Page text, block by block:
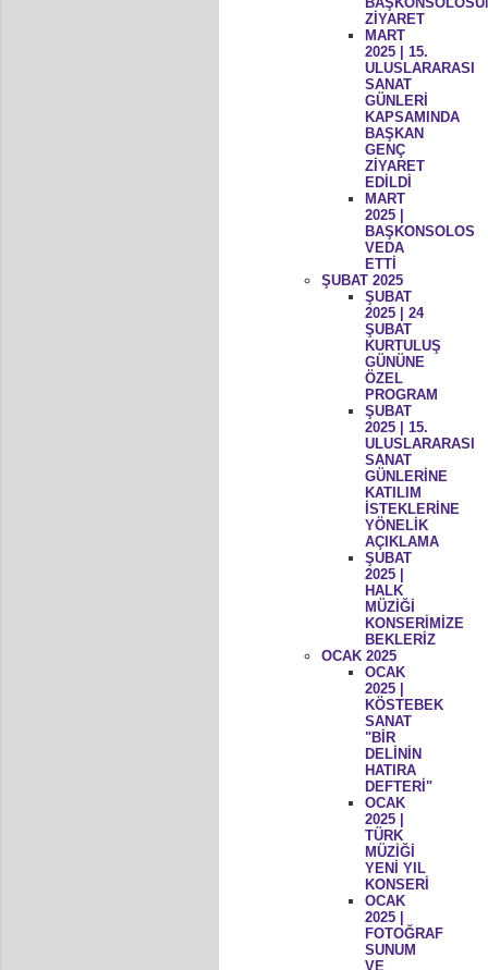
ZİYARET
MART
2025 | 15.
ULUSLARARASI
SANAT
GÜNLERİ
KAPSAMINDA
BAŞKAN
GENÇ
ZİYARET
EDİLDİ
MART
2025 |
BAŞKONSOLOS
VEDA
ETTİ
ŞUBAT 2025
ŞUBAT
2025 | 24
ŞUBAT
KURTULUŞ
GÜNÜNE
ÖZEL
PROGRAM
ŞUBAT
2025 | 15.
ULUSLARARASI
SANAT
GÜNLERİNE
KATILIM
İSTEKLERİNE
YÖNELİK
AÇIKLAMA
ŞUBAT
2025 |
HALK
MÜZİĞİ
KONSERİMİZE
BEKLERİZ
OCAK 2025
OCAK
2025 |
KÖSTEBEK
SANAT
"BİR
DELİNİN
HATIRA
DEFTERİ"
OCAK
2025 |
TÜRK
MÜZİĞİ
YENİ YIL
KONSERİ
OCAK
2025 |
FOTOĞRAF
SUNUM
VE